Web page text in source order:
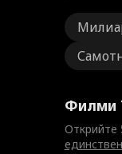
Филми
Открийте